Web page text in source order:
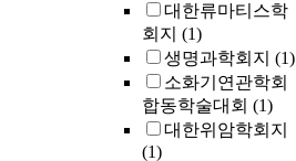
대한류마티스학
회지 (1)
생명과학회지 (1)
소화기연관학회
합동학술대회 (1)
대한위암학회지
(1)